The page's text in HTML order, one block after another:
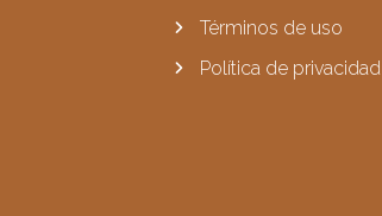
Términos de uso
Política de privacidad